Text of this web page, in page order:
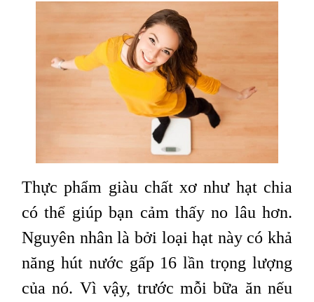
Thực phẩm giàu chất xơ như hạt chia
có thể giúp bạn cảm thấy no lâu hơn.
Nguyên nhân là bởi loại hạt này có khả
năng hút nước gấp 16 lần trọng lượng
của nó. Vì vậy, trước mỗi bữa ăn nếu